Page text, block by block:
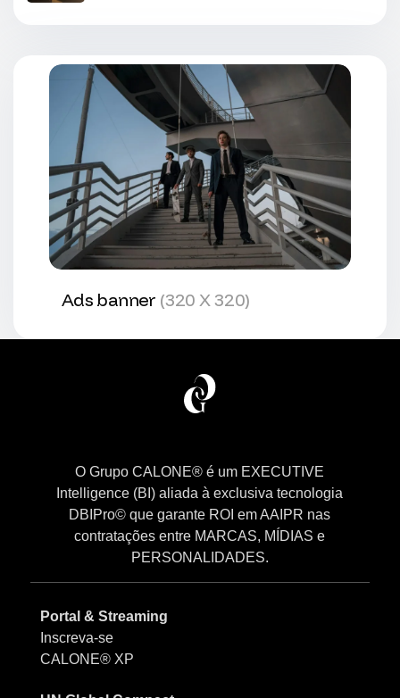
Ads banner (320 X 320)
O Grupo CALONE® é um EXECUTIVE
Intelligence (BI) aliada à exclusiva tecnologia
DBIPro© que garante ROI em AAIPR nas
contratações entre MARCAS, MÍDIAS e
PERSONALIDADES.
Portal & Streaming
Inscreva-se
CALONE® XP